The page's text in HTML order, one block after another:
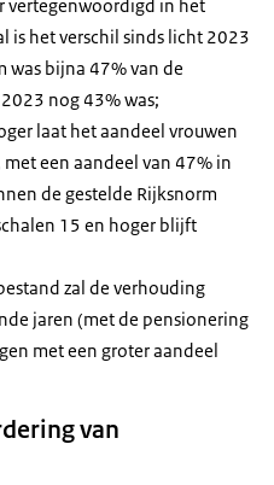
vertegenwoordigd in het
is het verschil sinds licht 2023
was bijna 47% van de
nog 43% was;
laat het aandeel vrouwen
een aandeel van 47% in
de gestelde Rijksnorm
15 en hoger blijft
zal de verhouding
jaren (met de pensionering
met een groter aandeel
van